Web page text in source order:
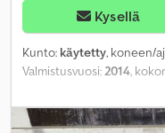
Kysellä
Kunto: käytetty, koneen/
Valmistusvuosi:2014,
,